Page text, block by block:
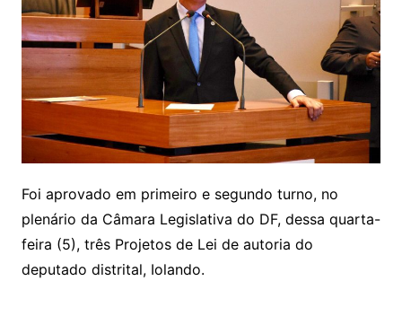
Foi aprovado em primeiro e segundo turno, no
plenário da Câmara Legislativa do DF, dessa quarta-
feira (5), três Projetos de Lei de autoria do
deputado distrital, Iolando.